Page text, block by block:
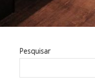
Pesquisar